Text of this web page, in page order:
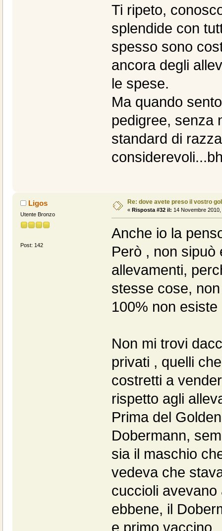
Ti ripeto,
splendide con
spesso sono
ancora degli
le spese.
Ma quando
pedigree, senza
standard di
Ligos
Utente Bronzo
Post: 142
Re: dove avete preso il vostro
« Risposta #32 il: 14 Novembre
Anche io la
Però , non sipuò
allevamenti,
stesse cose,
100% non
Non mi trovi
privati , quelli
costretti a
rispetto agli
Prima del
Dobermann,
sia il maschio
vedeva che
cuccioli
ebbene, il
e primo vaccino.